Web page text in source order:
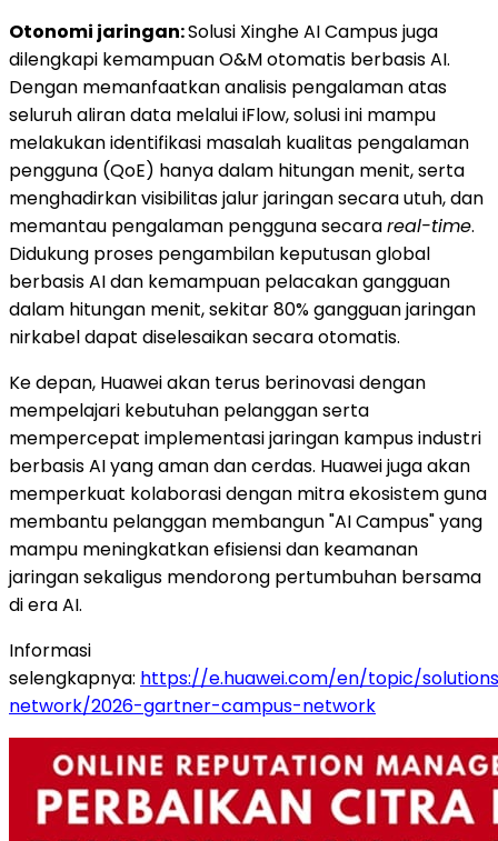
Otonomi jaringan:Solusi Xinghe AI Campus juga
dilengkapi kemampuan O&M otomatis berbasis AI.
Dengan memanfaatkan analisis pengalaman atas
seluruh aliran data melalui iFlow, solusi ini mampu
melakukan identifikasi masalah kualitas pengalaman
pengguna (QoE) hanya dalam hitungan menit, serta
menghadirkan visibilitas jalur jaringan secara utuh, dan
memantau pengalaman pengguna secarareal-time.
Didukung proses pengambilan keputusan global
berbasis AI dan kemampuan pelacakan gangguan
dalam hitungan menit, sekitar 80% gangguan jaringan
nirkabel dapat diselesaikan secara otomatis.
Ke depan, Huawei akan terus berinovasi dengan
mempelajari kebutuhan pelanggan serta
mempercepat implementasi jaringan kampus industri
berbasis AI yang aman dan cerdas. Huawei juga akan
memperkuat kolaborasi dengan mitra ekosistem guna
membantu pelanggan membangun "AI Campus" yang
mampu meningkatkan efisiensi dan keamanan
jaringan sekaligus mendorong pertumbuhan bersama
di era AI.
Informasi
selengkapnya: https://e.huawei.com/en/topic/
network/2026-gartner-campus-network